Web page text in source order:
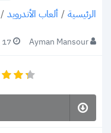
الرئيسية / ألعاب الأندرويد /
Ayman Mansour 17 يناير، 2026